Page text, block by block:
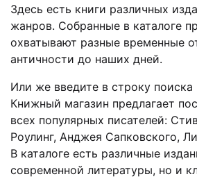
Здесь есть книги различных
жанров. Собранные в каталоге
охватывают разные временные
античности до наших дней.
Или же введите в строку поиска
Книжный магазин предлагает
всех популярных писателей:
Роулинг, Анджея Сапковского,
В каталоге есть различные
современной литературы, но и